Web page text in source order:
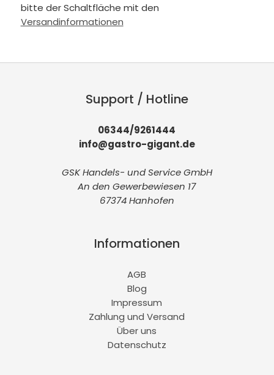
bitte der Schaltfläche mit den
Versandinformationen
Support / Hotline
06344/9261444
info@gastro-gigant.de
GSK Handels- und Service GmbH
An den Gewerbewiesen 17
67374 Hanhofen
Informationen
AGB
Blog
Impressum
Zahlung und Versand
Über uns
Datenschutz